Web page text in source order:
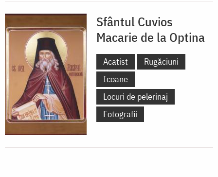
Sfântul Cuvios
Macarie de la Optina
Acatist
Rugăciuni
Icoane
Locuri de pelerinaj
Fotografii